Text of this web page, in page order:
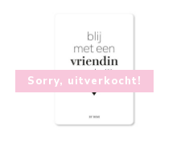
Sorry, uitverkocht!